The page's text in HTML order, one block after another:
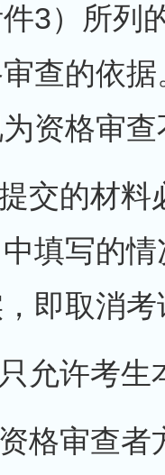
3）所列
查的依
资格审
的材料
中填写的
即取消
许考生
审查者